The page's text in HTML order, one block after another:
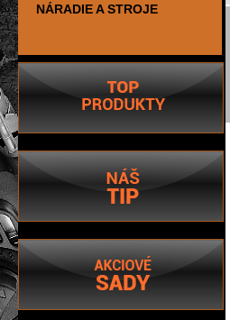
NÁRADIE A STROJE